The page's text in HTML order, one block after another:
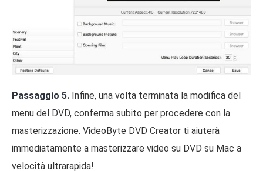
Passaggio 5. Infine, una volta terminata la modifica del
menu del DVD, conferma subito per procedere con la
masterizzazione. VideoByte DVD Creator ti aiuterà
immediatamente a masterizzare video su DVD su Mac a
velocità ultrarapida!